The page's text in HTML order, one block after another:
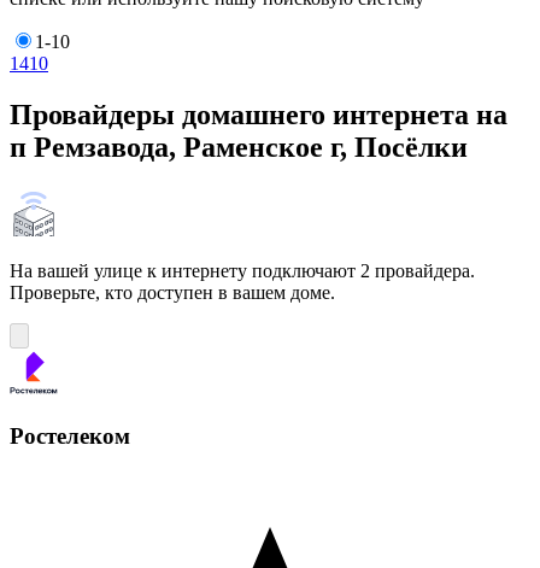
1-10
1410
Провайдеры домашнего интернета на
п Ремзавода, Раменское г, Посёлки
На вашей улице к интернету подключают 2 провайдера.
Проверьте, кто доступен в вашем доме.
Ростелеком